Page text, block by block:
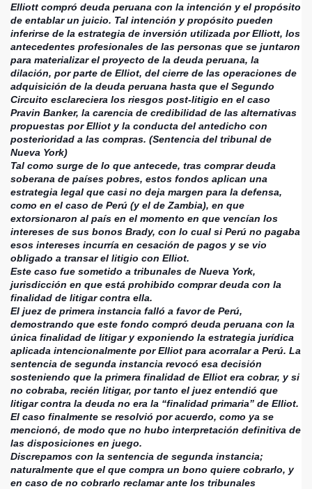
Elliott compró deuda peruana con la intención y el propósito
de entablar un juicio. Tal intención y propósito pueden
inferirse de la estrategia de inversión utilizada por Elliott, los
antecedentes profesionales de las personas que se juntaron
para materializar el proyecto de la deuda peruana, la
dilación, por parte de Elliot, del cierre de las operaciones de
adquisición de la deuda peruana hasta que el Segundo
Circuito esclareciera los riesgos post-litigio en el caso
Pravin Banker, la carencia de credibilidad de las alternativas
propuestas por Elliot y la conducta del antedicho con
posterioridad a las compras. (Sentencia del tribunal de
Nueva York)
Tal como surge de lo que antecede, tras comprar deuda
soberana de países pobres, estos fondos aplican una
estrategia legal que casi no deja margen para la defensa,
como en el caso de Perú (y el de Zambia), en que
extorsionaron al país en el momento en que vencían los
intereses de sus bonos Brady, con lo cual si Perú no pagaba
esos intereses incurría en cesación de pagos y se vio
obligado a transar el litigio con Elliot.
Este caso fue sometido a tribunales de Nueva York,
jurisdicción en que está prohibido comprar deuda con la
finalidad de litigar contra ella.
El juez de primera instancia falló a favor de Perú,
demostrando que este fondo compró deuda peruana con la
única finalidad de litigar y exponiendo la estrategia jurídica
aplicada intencionalmente por Elliot para acorralar a Perú. La
sentencia de segunda instancia revocó esa decisión
sosteniendo que la primera finalidad de Elliot era cobrar, y si
no cobraba, recién litigar, por tanto el juez entendió que
litigar contra la deuda no era la “finalidad primaria” de Elliot.
El caso finalmente se resolvió por acuerdo, como ya se
mencionó, de modo que no hubo interpretación definitiva de
las disposiciones en juego.
Discrepamos con la sentencia de segunda instancia;
naturalmente que el que compra un bono quiere cobrarlo, y
en caso de no cobrarlo reclamar ante los tribunales